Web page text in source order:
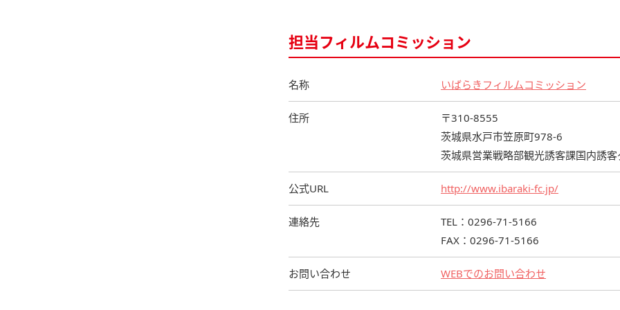
担当フィルムコミッション
名称 いばらきフィルムコミッション
住所
〒310-8555
茨城県水戸市笠原町978-6
茨城県営業戦略部観光誘客課国内誘客
公式URL http://www.ibaraki-fc.jp/
連絡先
TEL：0296-71-5166
FAX：0296-71-5166
お問い合わせ WEBでのお問い合わせ